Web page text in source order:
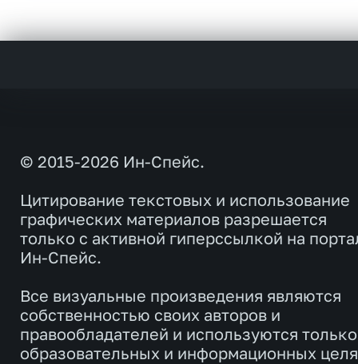
© 2015-2026 Ин-Спейс.
Цитирование текстовых и использование
графических материалов разрешается
только с активной гиперссылкой на
Ин-Спейс.
Все визуальные произведения являются
собственностью своих авторов и
правообладателей и используются
образовательных и информационных